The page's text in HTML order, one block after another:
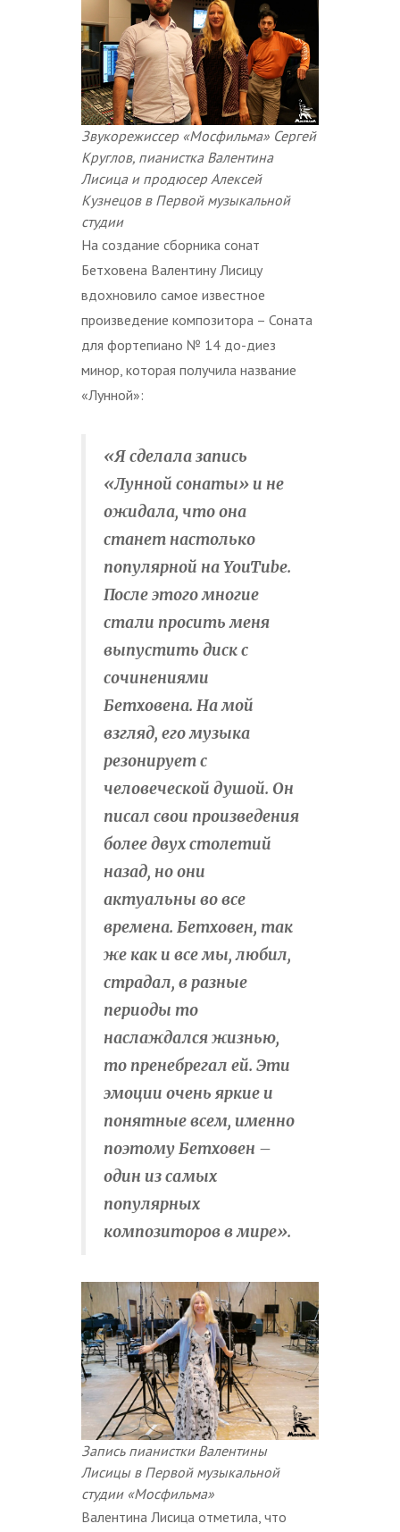
Звукорежиссер «Мосфильма» Сергей
Круглов, пианистка Валентина
Лисица и продюсер Алексей
Кузнецов в Первой музыкальной
студии
На создание сборника сонат
Бетховена Валентину Лисицу
вдохновило самое известное
произведение композитора – Соната
для фортепиано № 14 до-диез
минор, которая получила название
«Лунной»:
«Я сделала запись
«Лунной сонаты» и не
ожидала, что она
станет настолько
популярной на YouTube.
После этого многие
стали просить меня
выпустить диск с
сочинениями
Бетховена. На мой
взгляд, его музыка
резонирует с
человеческой душой. Он
писал свои произведения
более двух столетий
назад, но они
актуальны во все
времена. Бетховен, так
же как и все мы, любил,
страдал, в разные
периоды то
наслаждался жизнью,
то пренебрегал ей. Эти
эмоции очень яркие и
понятные всем, именно
поэтому Бетховен –
один из самых
популярных
композиторов в мире».
Запись пианистки Валентины
Лисицы в Первой музыкальной
студии «Мосфильма»
Валентина Лисица отметила, что